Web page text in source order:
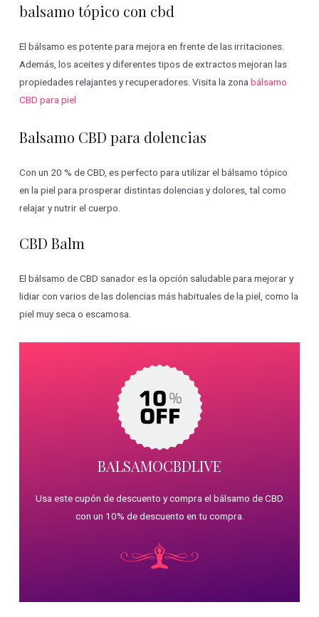
balsamo tópico con cbd
El bálsamo es potente para mejora en frente de las irritaciones.
Además, los aceites y diferentes tipos de extractos mejoran las
propiedades relajantes y recuperadores. Visita la zonabálsamo
CBD para piel
Balsamo CBD para dolencias
Con un 20 % de CBD, es perfecto para utilizar el bálsamo tópico
en la piel para prosperar distintas dolencias y dolores, tal como
relajar y nutrir el cuerpo.
CBD Balm
El bálsamo de CBD sanador es la opción saludable para mejorar y
lidiar con varios de las dolencias más habituales de la piel, como la
piel muy seca o escamosa.
BALSAMOCBDLIVE
Usa este cupón de descuento y compra el bálsamo de CBD
con un 10% de descuento en tu compra.